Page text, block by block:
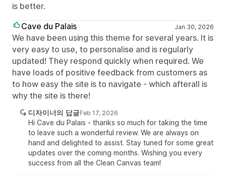
is better.
Cave du Palais
Jan 30, 2026
We have been using this theme for several years. It is
very easy to use, to personalise and is regularly
updated! They respond quickly when required. We
have loads of positive feedback from customers as
to how easy the site is to navigate - which afterall is
why the site is there!
디자이너의 답글Feb 17, 2026
Hi Cave du Palais - thanks so much for taking the time
to leave such a wonderful review. We are always on
hand and delighted to assist. Stay tuned for some great
updates over the coming months. Wishing you every
success from all the Clean Canvas team!